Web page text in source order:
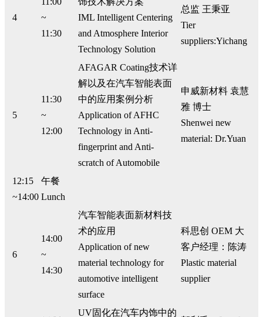
4
~
11:30
IML Intelligent Centering
and Atmosphere Interior
Technology Solution
总监 王秉亚
Tier
suppliers:Yichang
5
11:30
~
12:00
AFAGAR Coating技术详
解以及在汽车智能表面
中的应用案例分析
Application of AFHC
Technology in Anti-
fingerprint and Anti-
scratch of Automobile
申威新材料 袁慧
雅 博士
Shenwei new
material: Dr.Yuan
12:15
~14:00
午餐
Lunch
6
14:00
~
14:30
汽车智能表面新材料技
术的应用
Application of new
material technology for
automotive intelligent
surface
科思创 OEM 大
客户经理：陈涛
Plastic material
supplier
UV固化在汽车内饰中的